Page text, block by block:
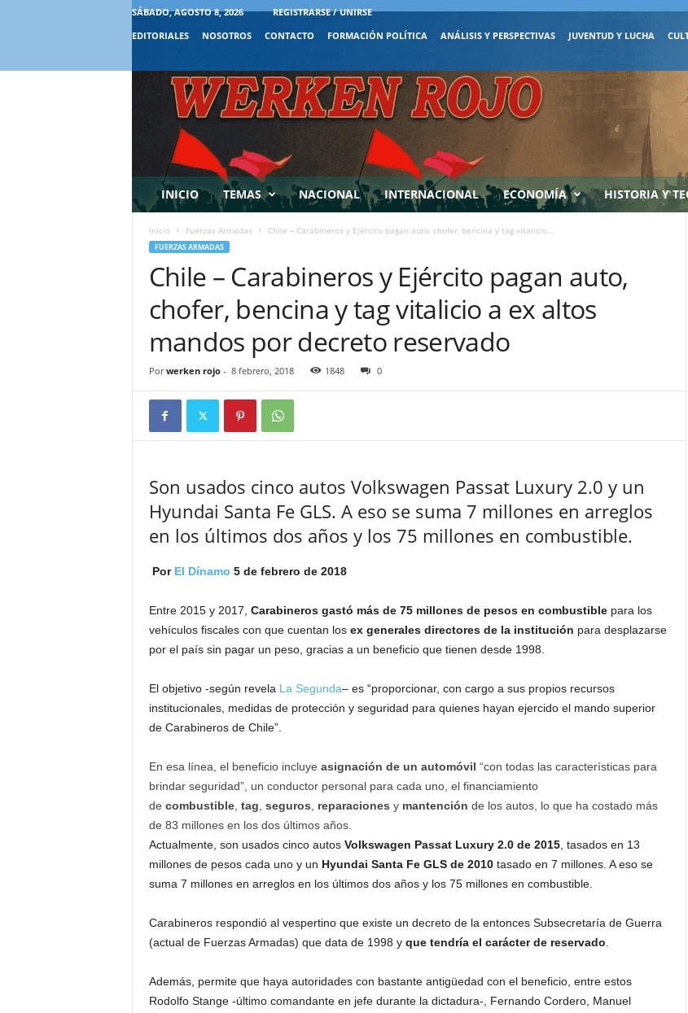
SÁBADO, AGOSTO 8, 2026
REGISTRARSE / UNIRSE
EDITORIALES
NOSOTROS CONTACTO FORMACIÓN POLÍTICA ANÁLISIS Y PERSPECTIVAS JUVENTUD Y LUCHA
INICIO TEMAS NACIONAL INTERNACIONAL ECONOMÍA HISTORIA Y
Inicio Fuerzas Armadas Chile – Carabineros y Ejército pagan auto, chofer, bencina y tag vitalicio...
FUERZAS ARMADAS
Chile – Carabineros y Ejército pagan auto,
chofer, bencina y tag vitalicio a ex altos
mandos por decreto reservado
Por werken rojo- 8 febrero, 2018 1848 0
Son usados cinco autos Volkswagen Passat Luxury 2.0 y un
Hyundai Santa Fe GLS. A eso se suma 7 millones en arreglos
en los últimos dos años y los 75 millones en combustible.
Por El Dínamo 5 de febrero de 2018
Entre 2015 y 2017, Carabineros gastó más de 75 millones de pesos en combustiblepara los
vehículos fiscales con que cuentan los ex generales directores de la institución para desplazarse
por el país sin pagar un peso, gracias a un beneficio que tienen desde 1998.
El objetivo -según revela La Segunda– es “proporcionar, con cargo a sus propios recursos
institucionales, medidas de protección y seguridad para quienes hayan ejercido el mando superior
de Carabineros de Chile”.
En esa línea, el beneficio incluye asignación de un automóvil “con todas las características para
brindar seguridad”, un conductor personal para cada uno, el financiamiento
de combustible, tag seguros reparaciones y mantención de los autos, lo que ha costado más
de 83 millones en los dos últimos años.
Actualmente, son usados cinco autos Volkswagen Passat Luxury 2.0 de 2015, tasados en 13
millones de pesos cada uno y un Hyundai Santa Fe GLS de 2010tasado en 7 millones. A eso se
suma 7 millones en arreglos en los últimos dos años y los 75 millones en combustible.
Carabineros respondió al vespertino que existe un decreto de la entonces Subsecretaría de Guerra
(actual de Fuerzas Armadas) que data de 1998 y que tendría el carácter de reservado
Además, permite que haya autoridades con bastante antigüedad con el beneficio, entre estos
Rodolfo Stange -último comandante en jefe durante la dictadura-, Fernando Cordero, Manuel